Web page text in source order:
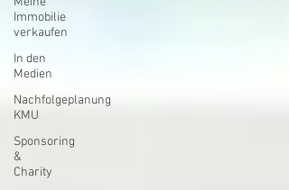
Immobilie
verkaufen
In den
Medien
Nachfolgeplanung
KMU
Sponsoring
&
Charity